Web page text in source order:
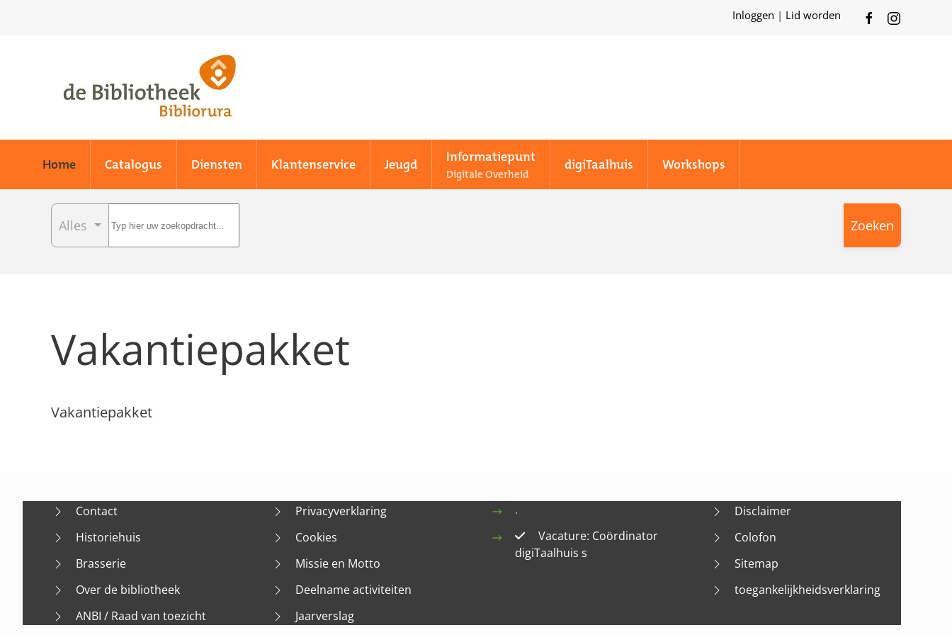
Inloggen | Lid worden
Home Catalogus Diensten Klantenservice Jeugd Informatiepunt
Digitale Overheid
digiTaalhuis Workshops
Alles Zoeken
Vakantiepakket
Vakantiepakket
Contact
Historiehuis
Brasserie
Over de bibliotheek
ANBI / Raad van toezicht
Privacyverklaring
Cookies
Missie en Motto
Deelname activiteiten
Jaarverslag
.
Vacature: Coördinator
digiTaalhuis s
Disclaimer
Colofon
Sitemap
toegankelijkheidsverklaring